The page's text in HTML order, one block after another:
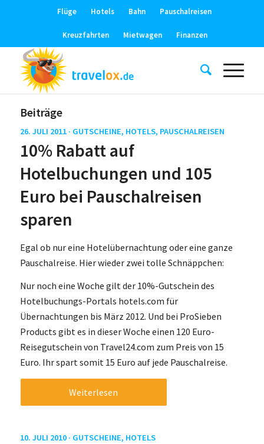
Flüge Hotels Bahn Pauschalreisen
Kreuzfahrten Mietwagen Finanzen
Beiträge
26. JULI 2011 · GUTSCHEINE, HOTELS, PAUSCHALREISEN
10% Rabatt auf
Hotelbuchungen und 105
Euro bei Pauschalreisen
sparen
Egal ob nur eine Hotelübernachtung oder eine ganze
Pauschalreise. Hier wieder zwei tolle Schnäppchen:
Nur noch eine Woche gilt der 10%-Gutschein des
Hotelbuchungs-Portals hotels.com für
Übernachtungen bis März 2012. Und bei ProSieben
Products gibt es in dieser Woche einen 120 Euro-
Reisegutschein von Travel24.com zum Preis von 15
Euro. Ihr spart somit 15 Euro auf jede Pauschalreise.
Weiterlesen
10. JULI 2010 · GUTSCHEINE, HOTELS